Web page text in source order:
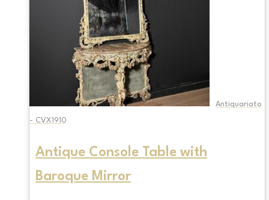
Antiquariato
- CVX1910
Antique Console Table with
Baroque Mirror